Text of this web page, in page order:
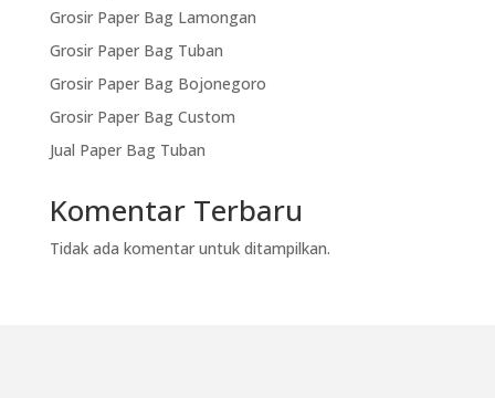
Grosir Paper Bag Lamongan
Grosir Paper Bag Tuban
Grosir Paper Bag Bojonegoro
Grosir Paper Bag Custom
Jual Paper Bag Tuban
Komentar Terbaru
Tidak ada komentar untuk ditampilkan.